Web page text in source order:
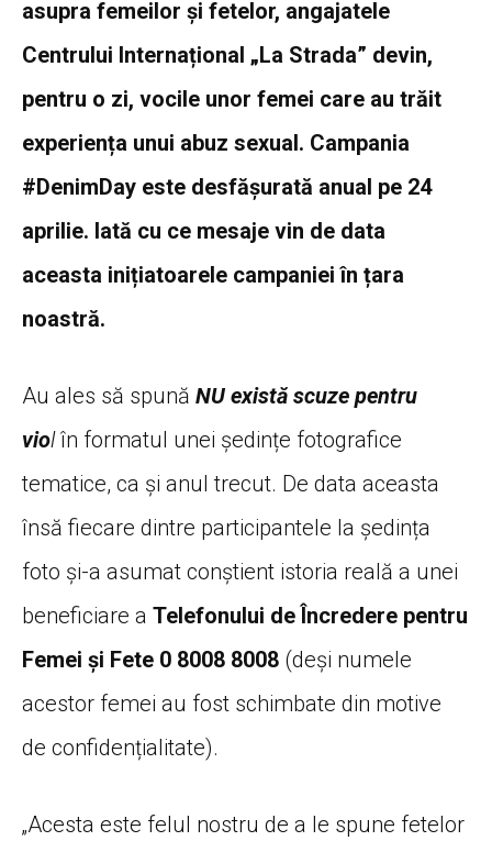
asupra femeilor și fetelor, angajatele
Centrului Internațional „La Strada” devin,
pentru o zi, vocile unor femei care au trăit
experiența unui abuz sexual. Campania
#DenimDay este desfășurată anual pe 24
aprilie. Iată cu ce mesaje vin de data
aceasta inițiatoarele campaniei în țara
noastră.
Au ales să spună NU există scuze pentru
violîn formatul unei ședințe fotografice
tematice, ca și anul trecut. De data aceasta
însă fiecare dintre participantele la ședința
foto și-a asumat conștient istoria reală a unei
beneficiare a Telefonului de Încredere pentru
Femei și Fete 0 8008 8008 (deși numele
acestor femei au fost schimbate din motive
de confidențialitate).
„Acesta este felul nostru de a le spune fetelor